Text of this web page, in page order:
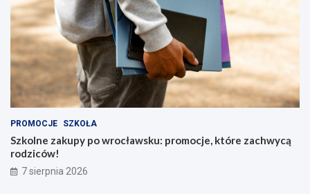
PROMOCJE SZKOŁA
Szkolne zakupy po wrocławsku: promocje, które zachwycą
rodziców!
7 sierpnia 2026